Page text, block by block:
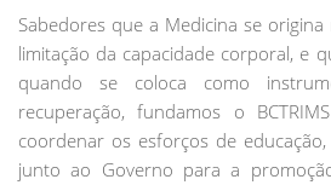
Sabedores que a Medicina se
limitação da capacidade corporal, e
quando se coloca como
recuperação, fundamos o
coordenar os esforços de
junto ao Governo para a